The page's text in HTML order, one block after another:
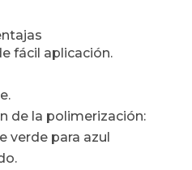
fácil aplicación.
de la polimerización:
verde para azul